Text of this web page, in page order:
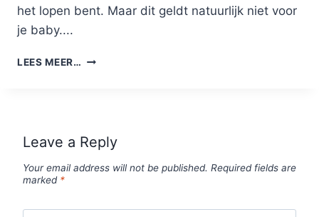
het lopen bent. Maar dit geldt natuurlijk niet voor
je baby....
LEES MEER… HARDLOPEN
WINTER:
10
AANDACHTSPUNTEN
Leave a Reply
Your email address will not be published. Required fields are
marked *